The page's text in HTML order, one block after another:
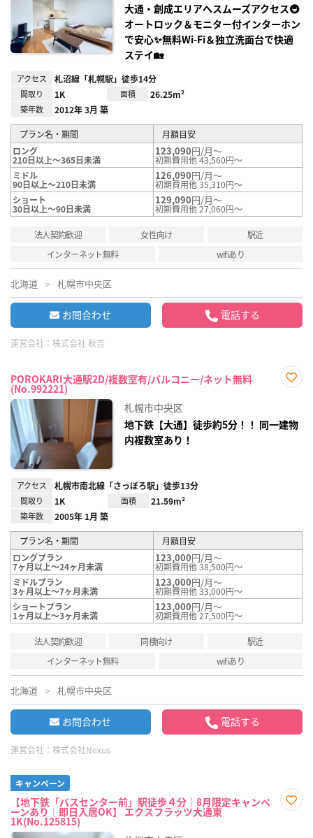
大通・創成エリアへスムーズアクセス🚇
オートロック＆モニター付インターホン
で安心✨無料Wi‑Fi＆独立洗面台で快適
ステイ🏡
アクセス 札沼線「札幌駅」徒歩14分
間取り 1K 面積 26.25m²
築年数 2012年 3月 築
プラン名・期間
月額目安
ロング
210日以上～365日未満
123,090円/月～
初期費用他 43,560円～
ミドル
90日以上～210日未満
126,090円/月～
初期費用他 35,310円～
ショート
30日以上～90日未満
129,090円/月～
初期費用他 27,060円～
法人契約歓迎 女性向け
駅近
インターネット無料
wifiあり
北海道 札幌市中央区
お問合わせ 電話する
運営会社： 株式会社 秋吉
POROKARI大通駅2D/複数室有/バルコニー/ネット無料
(No.992221)
録
札幌市中央区
地下鉄【大通】徒歩約5分！！ 同一建物
内複数室あり！
アクセス 札幌市南北線「さっぽろ駅」徒歩13分
間取り 1K 面積 21.59m²
築年数 2005年 1月 築
プラン名・期間
月額目安
ロングプラン
7ヶ月以上～24ヶ月未満
123,000円/月～
初期費用他 38,500円～
ミドルプラン
3ヶ月以上～7ヶ月未満
123,000円/月～
初期費用他 33,000円～
ショートプラン
1ヶ月以上～3ヶ月未満
123,000円/月～
初期費用他 27,500円～
法人契約歓迎 同棲向け
駅近
インターネット無料
wifiあり
北海道 札幌市中央区
お問合わせ 電話する
運営会社： 株式会社Nexus
キャンペーン
【地下鉄「バスセンター前」駅徒歩４分｜8月限定キャンペ
ーンあり｜即日入居OK】 エクスフラッツ大通東
1K(No.125815)